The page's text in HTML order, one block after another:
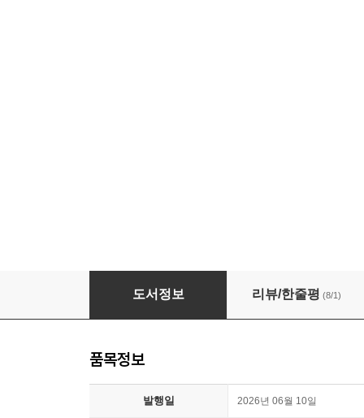
30가지 예제로 따라 하며 배우는 ComfyUI 클라
도서정보 리뷰/한줄평 (8/1)
품목정보
발행일 2026년 06월 10일